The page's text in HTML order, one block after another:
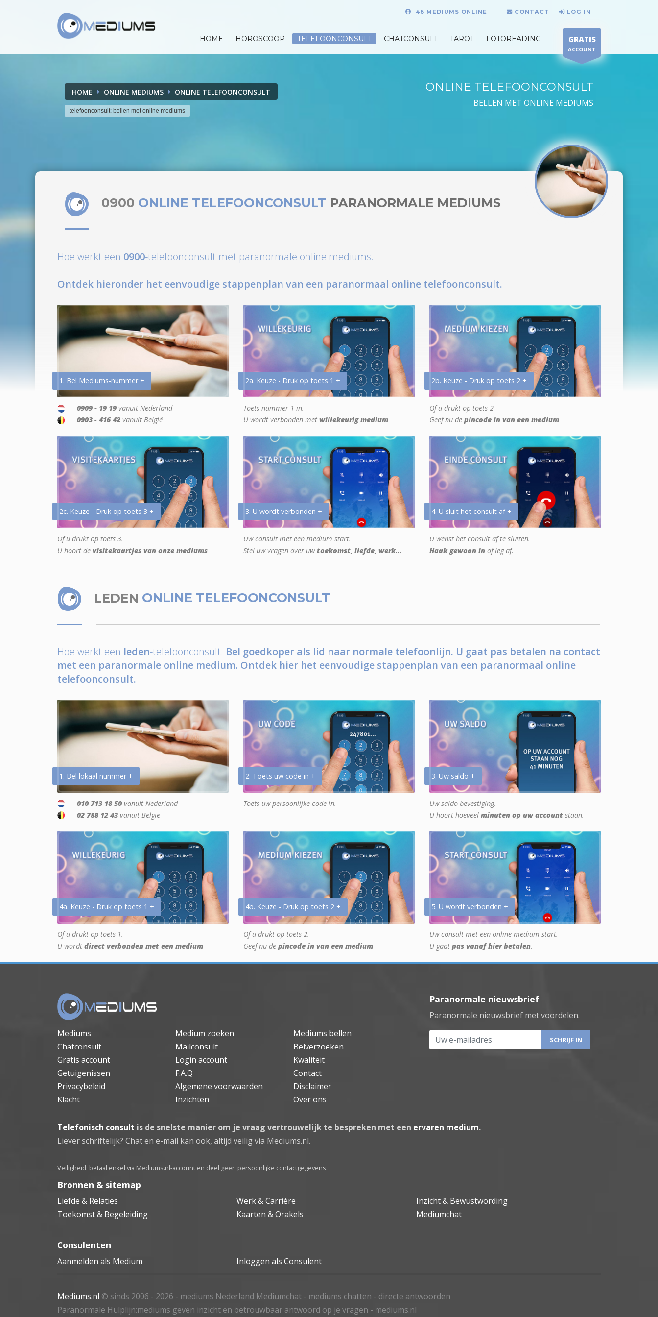
48 MEDIUMS ONLINE CONTACT LOG IN
HOME HOROSCOOP TELEFOONCONSULT CHATCONSULT TAROT FOTOREADING GRATIS
ACCOUNT
HOME ONLINE MEDIUMS ONLINE TELEFOONCONSULT
telefoonconsult: bellen met online mediums
ONLINE TELEFOONCONSULT
BELLEN MET ONLINE MEDIUMS
0900 ONLINE TELEFOONCONSULT PARANORMALE MEDIUMS
Hoe werkt een 0900-telefoonconsult met paranormale online mediums.
Ontdek hieronder het eenvoudige stappenplan van een paranormaal online telefoonconsult.
1. Bel Mediums-nummer +
0909 - 19 19 vanuit Nederland
0903 - 416 42 vanuit België
2a. Keuze - Druk op toets 1 +
Toets nummer 1 in.
U wordt verbonden met willekeurig medium
2b. Keuze - Druk op toets 2 +
Of u drukt op toets 2.
Geef nu de pincode in van een medium
2c. Keuze - Druk op toets 3 +
Of u drukt op toets 3.
U hoort de visitekaartjes van onze mediums
3. U wordt verbonden +
Uw consult met een medium start.
Stel uw vragen over uwtoekomst, liefde, werk...
4. U sluit het consult af +
U wenst het consult af te sluiten.
Haak gewoon in of leg af.
LEDEN ONLINE TELEFOONCONSULT
Hoe werkt een leden-telefoonconsult. Bel goedkoper als lid naar normale telefoonlijn. U gaat pas betalen na contact
met een paranormale online medium. Ontdek hier het eenvoudige stappenplan van een paranormaal online
telefoonconsult.
1. Bel lokaal nummer +
010 713 18 50 vanuit Nederland
02 788 12 43 vanuit België
2. Toets uw code in +
Toets uw persoonlijke code in.
3. Uw saldo +
Uw saldo bevestiging.
U hoort hoeveel minuten op uw account staan.
4a. Keuze - Druk op toets 1 +
Of u drukt op toets 1.
U wordt direct verbonden met een medium
4b. Keuze - Druk op toets 2 +
Of u drukt op toets 2.
Geef nu de pincode in van een medium
5. U wordt verbonden +
Uw consult met een online medium start.
U gaat pas vanaf hier betalen.
Mediums Medium zoeken
Mediums bellen
Chatconsult
Mailconsult
Belverzoeken
Gratis account
Login account
Kwaliteit
Getuigenissen
F.A.Q
Contact
Privacybeleid
Algemene voorwaarden
Disclaimer
Klacht
Inzichten Over ons
Paranormale nieuwsbrief
Paranormale nieuwsbrief met voordelen.
Uw e-mailadres
Telefonisch consult is de snelste manier om je vraag vertrouwelijk te bespreken met een ervaren medium.
Liever schriftelijk? Chat en e-mail kan ook, altijd veilig via Mediums.nl.
Veiligheid: betaal enkel via Mediums.nl-account en deel geen persoonlijke contactgegevens.
Bronnen & sitemap
Liefde & Relaties Werk & Carrière
Inzicht & Bewustwording
Toekomst & Begeleiding
Kaarten & Orakels Mediumchat
Consulenten
Aanmelden als Medium Inloggen als Consulent
Mediums.nl © sinds 2006 - 2026 - mediums Nederland Mediumchat - mediums chatten - directe antwoorden
Paranormale Hulplijn:mediums geven inzicht en betrouwbaar antwoord op je vragen - mediums.nl